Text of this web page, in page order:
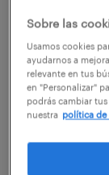
implica
dirigen a
A nivel
provocan
Sobre las
Usamos cookies
ayudarnos a
relevante en tus
en "Personalizar"
podrás cambiar
nuestra política de